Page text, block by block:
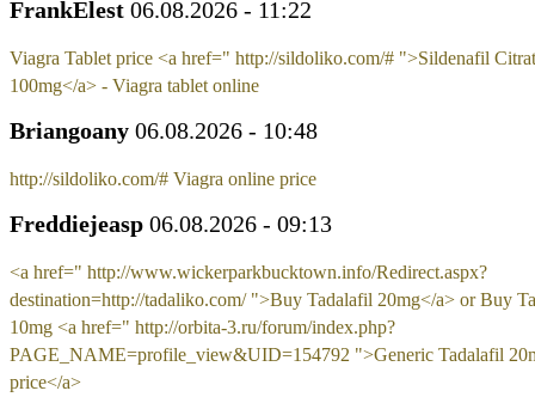
FrankElest 06.08.2026 - 11:22
Viagra Tablet price <a href=" http://sildoliko.com/# ">Sildenafil
100mg</a> - Viagra tablet online
Briangoany 06.08.2026 - 10:48
http://sildoliko.com/# Viagra online price
Freddiejeasp 06.08.2026 - 09:13
<a href=" http://www.wickerparkbucktown.info/Redirect.aspx?
destination=http://tadaliko.com/ ">Buy Tadalafil 20mg</a> or Buy
10mg <a href=" http://orbita-3.ru/forum/index.php?
PAGE_NAME=profile_view&UID=154792 ">Generic Tadalafil
price</a>